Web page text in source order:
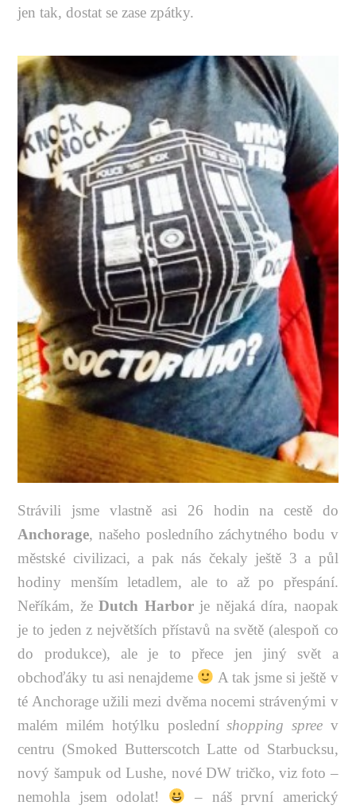
jen tak, dostat se zase zpátky.
Strávili jsme vlastně asi 26 hodin na cestě do
Anchorage, našeho posledního záchytného bodu v
městské civilizaci, a pak nás čekaly ještě 3 a půl
hodiny menším letadlem, ale to až po přespání.
Neříkám, žeDutch Harborje nějaká díra, naopak
je to jeden z největších přístavů na světě (alespoň co
do produkce), ale je to přece jen jiný svět a
obchoďáky tu asi nenajdeme
A tak jsme si ještě v
té Anchorage užili mezi dvěma nocemi strávenými v
malém milém hotýlku posledníshopping spreev
centru (Smoked Butterscotch Latte od Starbucksu,
nový šampuk od Lushe, nové DW tričko, viz foto –
nemohla jsem odolat!
– náš první americký